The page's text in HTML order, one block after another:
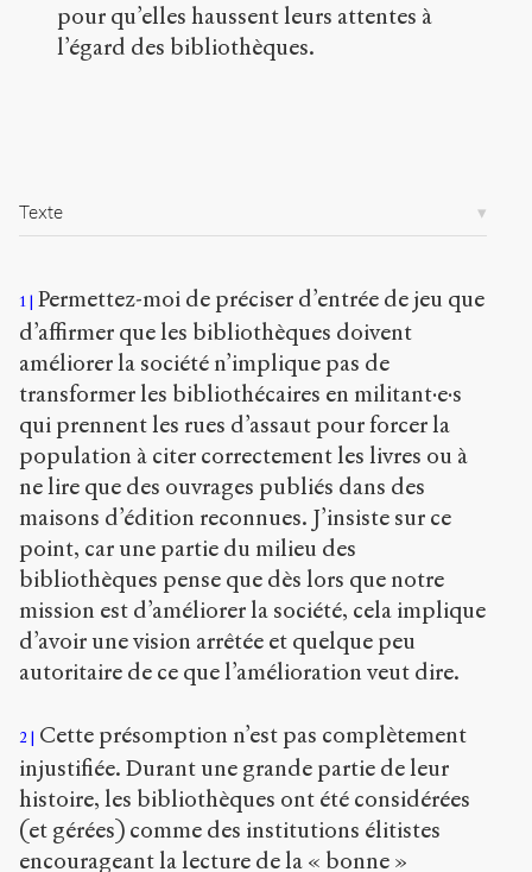
Copier la
référence
Bibtex
Creative
Commons
Attribution-
ShareAlike
4.0
International
(CC BY-SA
4.0)
Accéder
à la
version
pour qu’elles haussent leurs attentes à
l’égard des bibliothèques.
Texte
1 Permettez-moi de préciser d’entrée de jeu que
d’affirmer que les bibliothèques doivent
améliorer la société n’implique pas de
transformer les bibliothécaires en militant·e·s
qui prennent les rues d’assaut pour forcer la
population à citer correctement les livres ou à
ne lire que des ouvrages publiés dans des
maisons d’édition reconnues. J’insiste sur ce
point, car une partie du milieu des
bibliothèques pense que dès lors que notre
mission est d’améliorer la société, cela implique
d’avoir une vision arrêtée et quelque peu
autoritaire de ce que l’amélioration veut dire.
2
Cette présomption n’est pas complètement
injustifiée. Durant une grande partie de leur
histoire, les bibliothèques ont été considérées
(et gérées) comme des institutions élitistes
encourageant la lecture de la « bonne »